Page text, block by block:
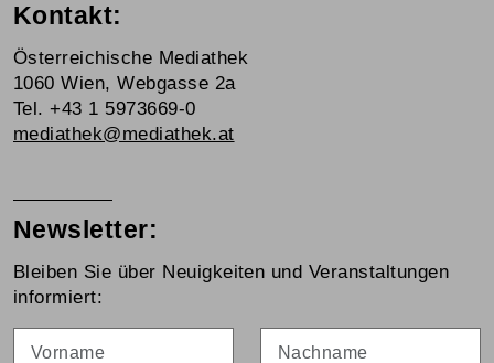
Kontakt:
Österreichische Mediathek
1060 Wien, Webgasse 2a
Tel. +43 1 5973669-0
mediathek@mediathek.at
Newsletter:
Bleiben Sie über Neuigkeiten und Veranstaltungen
informiert: